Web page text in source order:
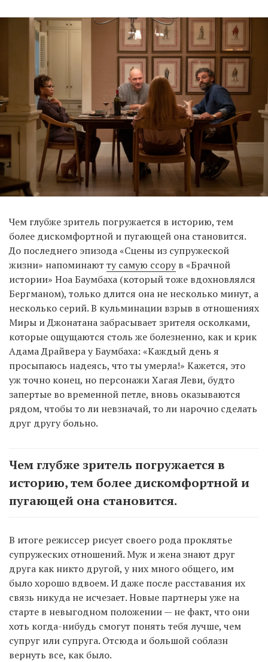
Чем глубже зритель погружается в историю, тем
более дискомфортной и пугающей она становится.
До последнего эпизода «Сцены из супружеской
жизни» напоминают ту самую ссорув «Брачной
истории» Ноа Баумбаха (который тоже вдохновлялся
Бергманом), только длится она не несколько минут, а
несколько серий. В кульминации взрыв в отношениях
Миры и Джонатана забрасывает зрителя осколками,
которые ощущаются столь же болезненно, как и крик
Адама Драйвера у Баумбаха: «Каждый день я
просыпаюсь надеясь, что ты умерла!» Кажется, это
уж точно конец, но персонажи Хагая Леви, будто
запертые во временной петле, вновь оказываются
рядом, чтобы то ли невзначай, то ли нарочно сделать
друг другу больно.
Чем глубже зритель погружается в
историю, тем более дискомфортной и
пугающей она становится.
В итоге режиссер рисует своего рода проклятье
супружеских отношений. Муж и жена знают друг
друга как никто другой, у них много общего, им
было хорошо вдвоем. И даже после расставания их
связь никуда не исчезает. Новые партнеры уже на
старте в невыгодном положении — не факт, что они
хоть когда-нибудь смогут понять тебя лучше, чем
супруг или супруга. Отсюда и большой соблазн
вернуть все, как было.